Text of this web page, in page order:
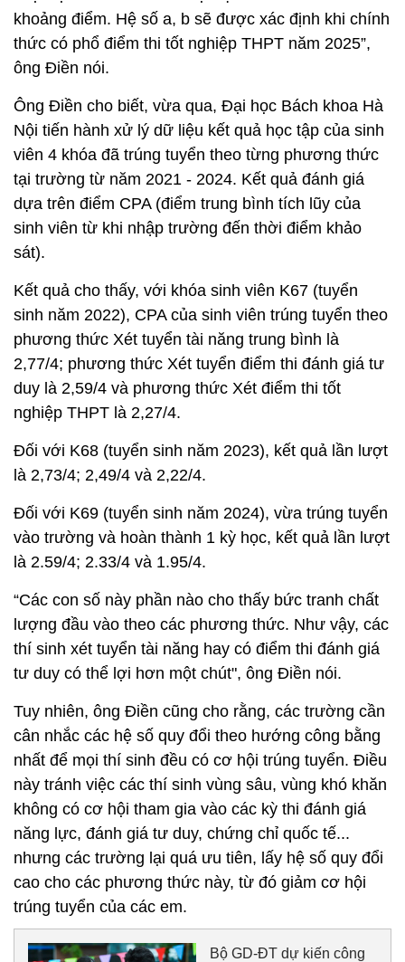
khoảng điểm. Hệ số a, b sẽ được xác định khi chính
thức có phổ điểm thi tốt nghiệp THPT năm 2025”,
ông Điền nói.
Ông Điền cho biết, vừa qua, Đại học Bách khoa Hà
Nội tiến hành xử lý dữ liệu kết quả học tập của sinh
viên 4 khóa đã trúng tuyển theo từng phương thức
tại trường từ năm 2021 - 2024. Kết quả đánh giá
dựa trên điểm CPA (điểm trung bình tích lũy của
sinh viên từ khi nhập trường đến thời điểm khảo
sát).
Kết quả cho thấy, với khóa sinh viên K67 (tuyển
sinh năm 2022), CPA của sinh viên trúng tuyển theo
phương thức Xét tuyển tài năng trung bình là
2,77/4; phương thức Xét tuyển điểm thi đánh giá tư
duy là 2,59/4 và phương thức Xét điểm thi tốt
nghiệp THPT là 2,27/4.
Đối với K68 (tuyển sinh năm 2023), kết quả lần lượt
là 2,73/4; 2,49/4 và 2,22/4.
Đối với K69 (tuyển sinh năm 2024), vừa trúng tuyển
vào trường và hoàn thành 1 kỳ học, kết quả lần lượt
là 2.59/4; 2.33/4 và 1.95/4.
“Các con số này phần nào cho thấy bức tranh chất
lượng đầu vào theo các phương thức. Như vậy, các
thí sinh xét tuyển tài năng hay có điểm thi đánh giá
tư duy có thể lợi hơn một chút", ông Điền nói.
Tuy nhiên, ông Điền cũng cho rằng, các trường cần
cân nhắc các hệ số quy đổi theo hướng công bằng
nhất để mọi thí sinh đều có cơ hội trúng tuyển. Điều
này tránh việc các thí sinh vùng sâu, vùng khó khăn
không có cơ hội tham gia vào các kỳ thi đánh giá
năng lực, đánh giá tư duy, chứng chỉ quốc tế...
nhưng các trường lại quá ưu tiên, lấy hệ số quy đổi
cao cho các phương thức này, từ đó giảm cơ hội
trúng tuyển của các em.
Bộ GD-ĐT dự kiến công